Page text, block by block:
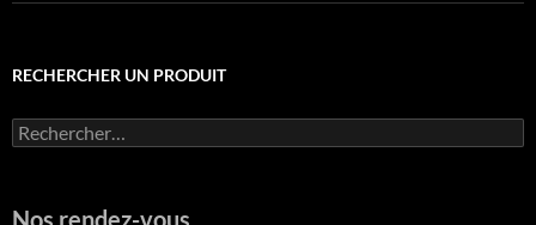
RECHERCHER UN PRODUIT
Rechercher :
Nos rendez-vous